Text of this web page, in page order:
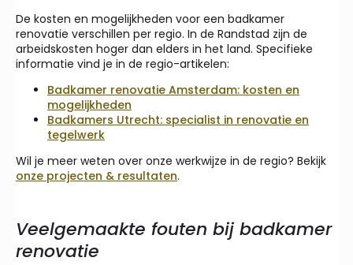
De kosten en mogelijkheden voor een badkamer
renovatie verschillen per regio. In de Randstad zijn de
arbeidskosten hoger dan elders in het land. Specifieke
informatie vind je in de regio-artikelen:
Badkamer renovatie Amsterdam: kosten en
mogelijkheden
Badkamers Utrecht: specialist in renovatie en
tegelwerk
Wil je meer weten over onze werkwijze in de regio? Bekijk
onze projecten & resultaten.
Veelgemaakte fouten bij badkamer
renovatie